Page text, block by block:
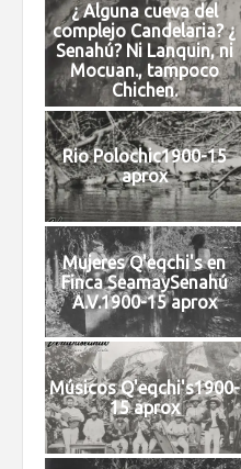
¿ Alguna cueva del
complejo Candelaria? ¿
Senahú? Ni Lanquin, ni
Mocuan., tampoco
Chichen.
Rio Polochic1900-15
aprox
Mujeres Q'eqchi's en
Finca SeamaySenahú
A.V.1900-15 aprox
Músicos Q'eqchi's1900-
15 aprox